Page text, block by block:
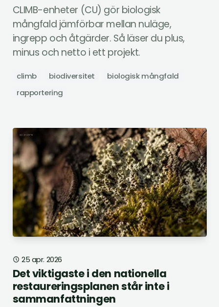
CLIMB-enheter (CU) gör biologisk
mångfald jämförbar mellan nuläge,
ingrepp och åtgärder. Så läser du plus,
minus och netto i ett projekt.
climb biodiversitet
biologisk mångfald
rapportering
25 apr. 2026
Det viktigaste i den nationella
restaureringsplanen står inte i
sammanfattningen